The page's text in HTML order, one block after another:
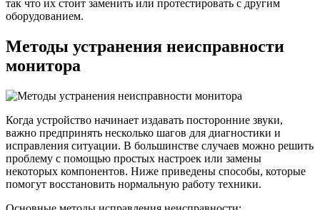
так что их стоит заменить или протестировать с другим
оборудованием.
Методы устранения неисправности
монитора
Когда устройство начинает издавать посторонние звуки,
важно предпринять несколько шагов для диагностики и
исправления ситуации. В большинстве случаев можно решить
проблему с помощью простых настроек или замены
некоторых компонентов. Ниже приведены способы, которые
помогут восстановить нормальную работу техники.